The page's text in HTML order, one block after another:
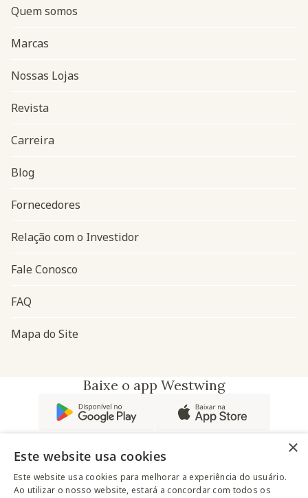
Navegação do rodapé
Quem somos
Marcas
Nossas Lojas
Revista
Carreira
Blog
Fornecedores
Relação com o Investidor
Fale Conosco
FAQ
Mapa do Site
Baixe o app Westwing
×
Este website usa cookies
Este website usa cookies para melhorar a experiência do usuário.
Ao utilizar o nosso website, estará a concordar com todos os